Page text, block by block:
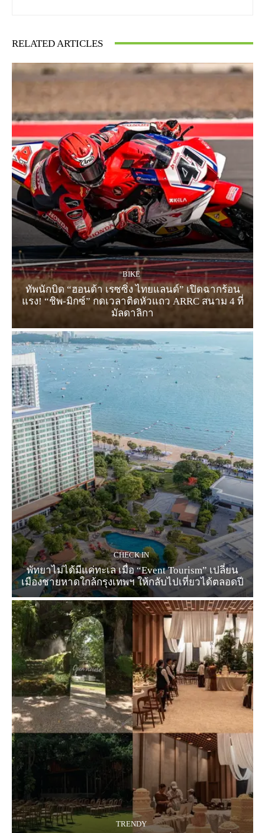
RELATED ARTICLES
BIKE
ทัพนักบิด “ฮอนด้า เรซซิ่ง ไทยแลนด์” เปิดฉากร้อน
แรง! “ชิพ-มิกซ์” กดเวลาติดหัวแถว ARRC สนาม 4 ที่
มัลดาลิกา
CHECK IN
พัทยาไม่ได้มีแค่ทะเล เมื่อ “Event Tourism” เปลี่ยน
เมืองชายหาดใกล้กรุงเทพฯ ให้กลับไปเที่ยวได้ตลอดปี
TRENDY